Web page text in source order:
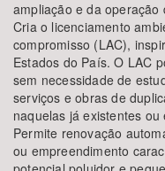
ampliação e da
Cria o licenciamento
compromisso (LAC),
Estados do País. O LAC
sem necessidade de
serviços e obras de
naquelas já existentes
Permite renovação
ou empreendimento